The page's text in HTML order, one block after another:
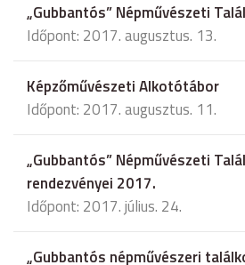
„Gubbantós” Népművészeti
Időpont: 2017. augusztus. 13.
Képzőművészeti Alkotótábor
Időpont: 2017. augusztus. 11.
„Gubbantós” Népművészeti
rendezvényei 2017.
Időpont: 2017. július. 24.
„Gubbantós népművészeri